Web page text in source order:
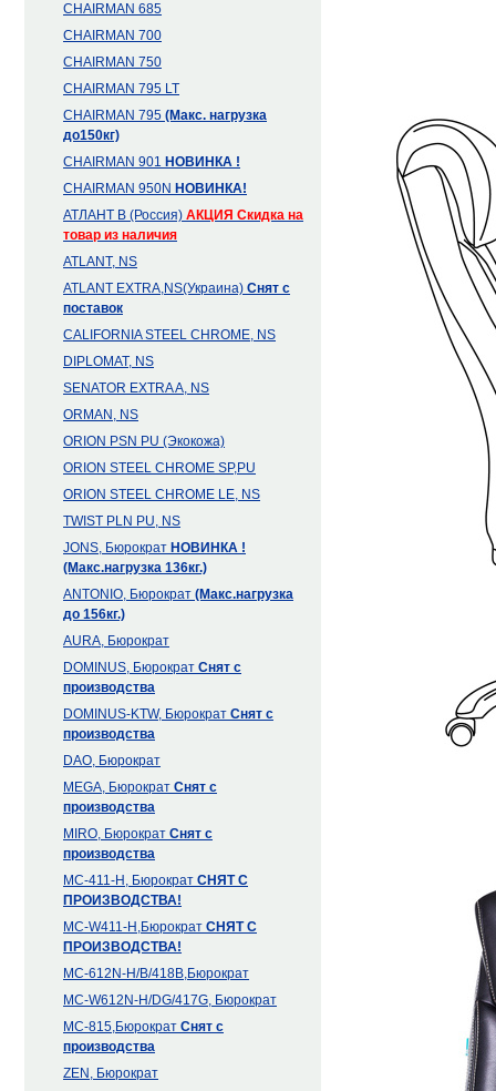
CHAIRMAN 685
CHAIRMAN 700
CHAIRMAN 750
CHAIRMAN 795 LT
CHAIRMAN 795 (Макс. нагрузка
до150кг)
CHAIRMAN 901 НОВИНКА !
CHAIRMAN 950N НОВИНКА!
АТЛАНТ В (Россия) АКЦИЯ Скидка на
товар из наличия
ATLANT, NS
ATLANT EXTRA,NS(Украина) Снят с
поставок
CALIFORNIA STEEL CHROME, NS
DIPLOMAT, NS
SENATOR EXTRA A, NS
ORMAN, NS
ORION PSN PU (Экокожа)
ORION STEEL CHROME SP,PU
ORION STEEL CHROME LE, NS
TWIST PLN PU, NS
JONS, Бюрократ НОВИНКА !
(Макс.нагрузка 136кг.)
ANTONIO, Бюрократ (Макс.нагрузка
до 156кг.)
AURA, Бюрократ
DOMINUS, Бюрократ Снят с
производства
DOMINUS-KTW, Бюрократ Снят с
производства
DAO, Бюрократ
MEGA, Бюрократ Снят с
производства
MIRO, Бюрократ Снят с
производства
MC-411-H, Бюрократ СНЯТ С
ПРОИЗВОДСТВА!
MC-W411-H,Бюрократ СНЯТ С
ПРОИЗВОДСТВА!
MC-612N-H/B/418B,Бюрократ
MC-W612N-H/DG/417G, Бюрократ
MC-815,Бюрократ Снят с
производства
ZEN, Бюрократ